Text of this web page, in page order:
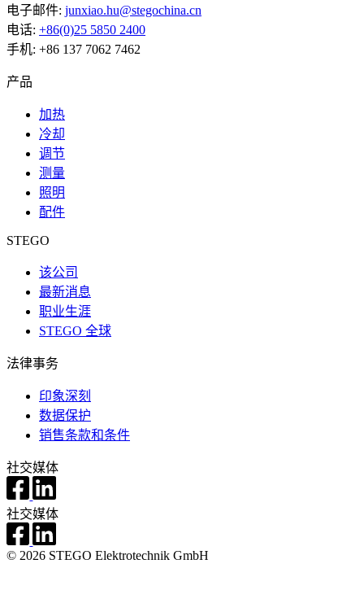
电子邮件: junxiao.hu@stegochina.cn
电话: +86(0)25 5850 2400
手机: +86 137 7062 7462
产品
加热
冷却
调节
测量
照明
配件
STEGO
该公司
最新消息
职业生涯
STEGO 全球
法律事务
印象深刻
数据保护
销售条款和条件
社交媒体
社交媒体
© 2026 STEGO Elektrotechnik GmbH